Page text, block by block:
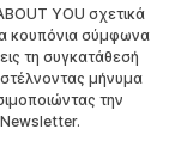
YOU σχετικά
κουπόνια σύμφωνα
τη συγκατάθεσή
μήνυμα
την